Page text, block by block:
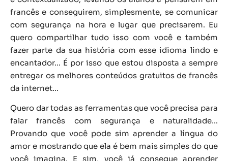
francês e conseguirem, simplesmente, se comunicar
com segurança na hora e lugar que precisarem. Eu
quero compartilhar tudo isso com você e também
fazer parte da sua história com esse idioma lindo e
encantador… É por isso que estou disposta a sempre
entregar os melhores conteúdos gratuitos de francês
da internet…
Quero dar todas as ferramentas que você precisa para
falar francês com segurança e naturalidade…
Provando que você pode sim aprender a língua do
amor e mostrando que ela é bem mais simples do que
você imagina. E sim, você já consegue aprender